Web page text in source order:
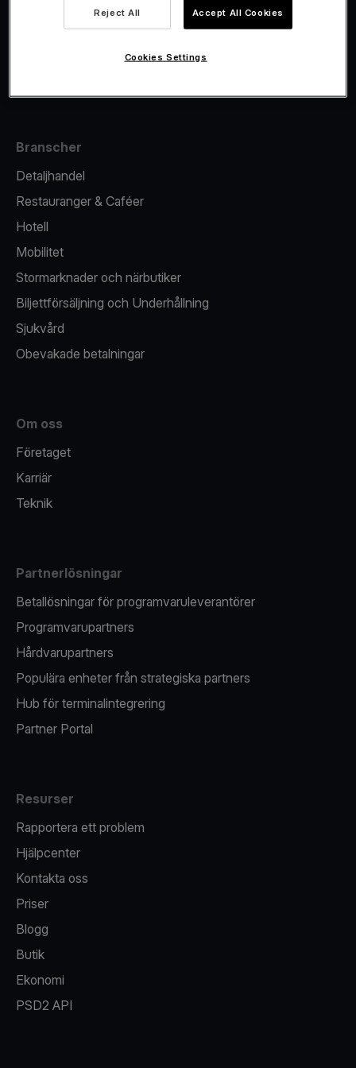
Fiskalisering
Branscher
Detaljhandel
Restauranger & Caféer
Hotell
Mobilitet
Stormarknader och närbutiker
Biljettförsäljning och Underhållning
Sjukvård
Obevakade betalningar
Om oss
Företaget
Karriär
Teknik
Partnerlösningar
Betallösningar för programvaruleverantörer
Programvarupartners
Hårdvarupartners
Populära enheter från strategiska partners
Hub för terminalintegrering
Partner Portal
Resurser
Rapportera ett problem
Hjälpcenter
Kontakta oss
Priser
Blogg
Butik
Ekonomi
PSD2 API
Reject All Accept All Cookies
Cookies Settings